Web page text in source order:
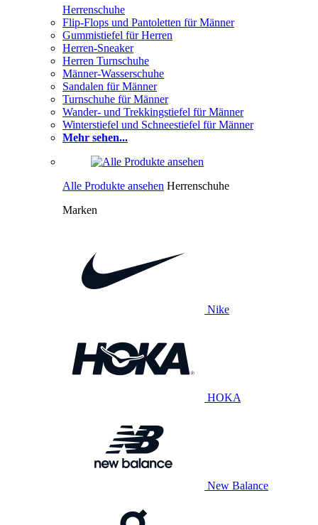
Herrenschuhe
Flip-Flops und Pantoletten für Männer
Gummistiefel für Herren
Herren-Sneaker
Herren Turnschuhe
Männer-Wasserschuhe
Sandalen für Männer
Turnschuhe für Männer
Wander- und Trekkingstiefel für Männer
Winterstiefel und Schneestiefel für Männer
Mehr sehen...
Alle Produkte ansehen Herrenschuhe
Marken
Nike
HOKA
New Balance